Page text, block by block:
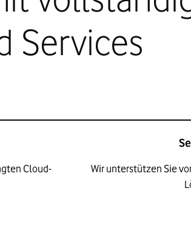
Services
Cloud-
Wir unterstützen Sie